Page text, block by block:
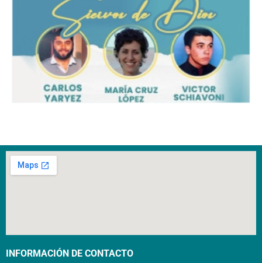
INFORMACIÓN DE CONTACTO